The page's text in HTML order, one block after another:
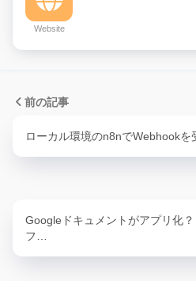
Website
前の記事
ローカル環境のn8nでWebhook
Googleドキュメントがアプリ化
フ…